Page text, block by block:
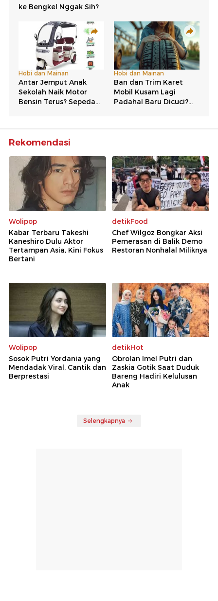
Rekomendasi
Wolipop
Kabar Terbaru Takeshi
Kaneshiro Dulu Aktor
Tertampan Asia, Kini Fokus
Bertani
detikFood
Chef Wilgoz Bongkar Aksi
Pemerasan di Balik Demo
Restoran Nonhalal Miliknya
Wolipop
Sosok Putri Yordania yang
Mendadak Viral, Cantik dan
Berprestasi
detikHot
Obrolan Imel Putri dan
Zaskia Gotik Saat Duduk
Bareng Hadiri Kelulusan
Anak
Selengkapnya